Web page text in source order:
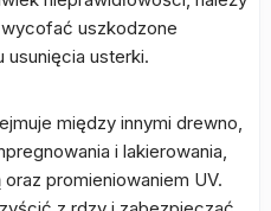
uszkodzone
usunięcia usterki.
między innymi drewno,
i lakierowania,
promieniowaniem UV.